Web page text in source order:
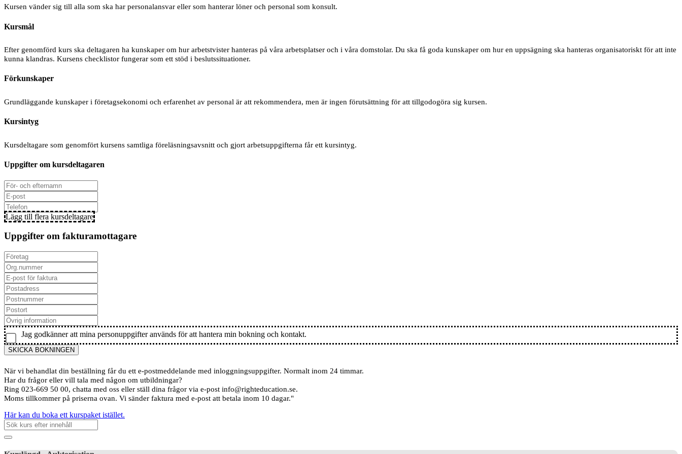
Kursen vänder sig till alla som ska har personalansvar eller som hanterar löner och personal som konsult.
Kursmål
Efter genomförd kurs ska deltagaren ha kunskaper om hur arbetstvister hanteras på våra arbetsplatser och i våra domstolar. Du ska få goda kunskaper om hur en uppsägning ska hanteras organisatoriskt för att inte
kunna klandras. Kursens checklistor fungerar som ett stöd i beslutssituationer.
Förkunskaper
Grundläggande kunskaper i företagsekonomi och erfarenhet av personal är att rekommendera, men är ingen förutsättning för att tillgodogöra sig kursen.
Kursintyg
Kursdeltagare som genomfört kursens samtliga föreläsningsavsnitt och gjort arbetsuppgifterna får ett kursintyg.
Uppgifter om kursdeltagaren
Lägg till flera kursdeltagare
Uppgifter om fakturamottagare
Jag godkänner att mina personuppgifter används för att hantera min bokning och kontakt.
SKICKA BOKNINGEN
När vi behandlat din beställning får du ett e-postmeddelande med inloggningsuppgifter. Normalt inom 24 timmar.
Har du frågor eller vill tala med någon om utbildningar?
Ring 023-669 50 00, chatta med oss eller ställ dina frågor via e-post info@righteducation.se.
Moms tillkommer på priserna ovan. Vi sänder faktura med e-post att betala inom 10 dagar."
Här kan du boka ett kurspaket istället.